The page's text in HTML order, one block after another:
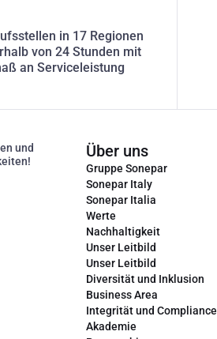
in 17 Regionen
von 24 Stunden mit
an Serviceleistung
und
Über uns
Gruppe Sonepar
Sonepar Italy
Sonepar Italia
Werte
Nachhaltigkeit
Unser Leitbild
Unser Leitbild
Diversität und Inklusion
Business Area
Integrität und Compliance
Akademie